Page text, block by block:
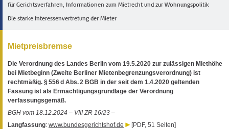
für Gerichtsverfahren, Informationen zum Mietrecht und zur Wohnungspolitik
Die starke Interessenvertretung der Mieter
Mietpreisbremse
Die Verordnung des Landes Berlin vom 19.5.2020 zur zulässigen Miethöhe
bei Mietbeginn (Zweite Berliner Mietenbegrenzungsverordnung) ist
rechtmäßig. § 556 d Abs. 2 BGB in der seit dem 1.4.2020 geltenden
Fassung ist als Ermächtigungsgrundlage der Verordnung
verfassungsgemäß.
BGH vom 18.12.2024 – VIII ZR 16/23 –
Langfassung: www.bundesgerichtshof.de
[PDF, 51 Seiten]